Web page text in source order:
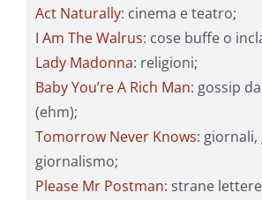
Act Naturally: cinema e teatro;
I Am The Walrus: cose buffe o
Lady Madonna: religioni;
Baby You’re A Rich Man: gossip
(ehm);
Tomorrow Never Knows:
giornalismo;
Please Mr Postman: strane